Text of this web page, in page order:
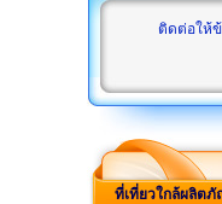
ติดต่อให้
ที่เที่ยวใกล้ผลิต